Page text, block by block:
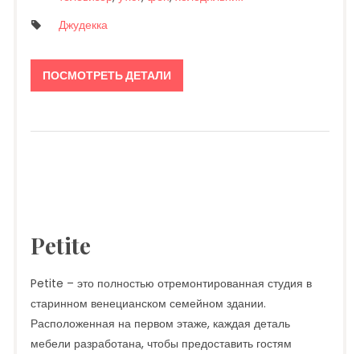
Джудекка
ПОСМОТРЕТЬ ДЕТАЛИ
Petite
Petite – это полностью отремонтированная студия в
старинном венецианском семейном здании.
Расположенная на первом этаже, каждая деталь
мебели разработана, чтобы предоставить гостям